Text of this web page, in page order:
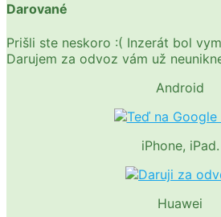
Darované
Prišli ste neskoro :( Inzerát bol
Darujem za odvoz vám už
Android
iPhone, iPad.
Huawei